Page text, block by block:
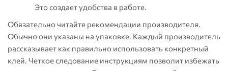
Это создает удобства в работе.
Обязательно читайте рекомендации производителя.
Обычно они указаны на упаковке. Каждый производитель
рассказывает как правильно использовать конкретный
клей. Четкое следование инструкциям позволит избежать